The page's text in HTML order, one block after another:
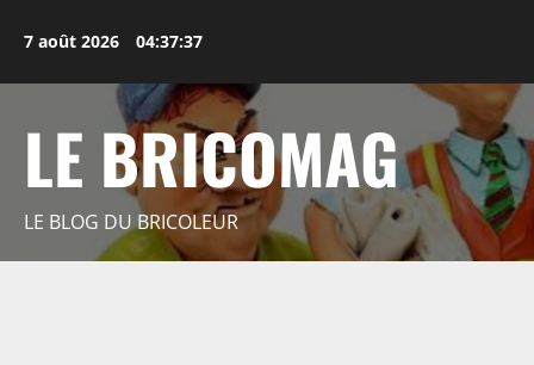
7 août 2026 04:37:38
LE BRICOMAG
LE BLOG DU BRICOLEUR